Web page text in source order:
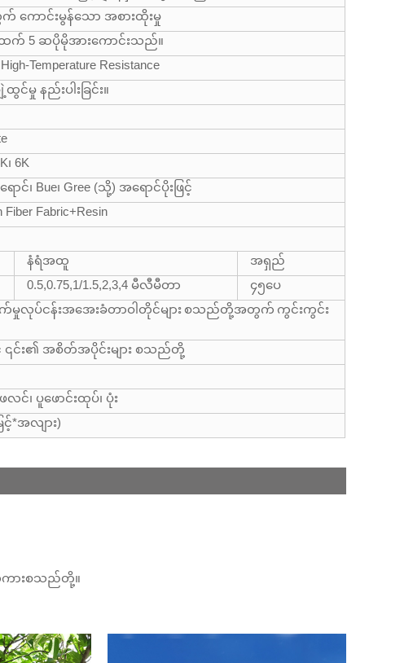
ကောင်းမွန်သော အစားထိုးမှု
က် 5 ဆပိုမိုအားကောင်းသည်။
Temperature Resistance
င်မှု နည်းပါးခြင်း။
6K
ာင်၊ Bue၊ Gree (သို့) အရောင်ပိုးဖြင့်
Fiber Fabric+Resin
နံရံအထူ
အရှည်
0.5,0.75,1/1.5,2,3,4 မီလီမီတာ
၄၅ပေ
ောစက်မှုလုပ်ငန်းအအေးခံတာဝါတိုင်များ စသည်တို့အတွက် ကွင်းကွင်း
၎င်း၏ အစိတ်အပိုင်းများ စသည်တို့
ပူဖောင်းထုပ်၊ ပုံး
*အလျား)
ေကားစသည်တို့။